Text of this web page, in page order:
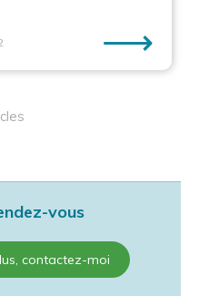
⟶
vous
contactez-moi